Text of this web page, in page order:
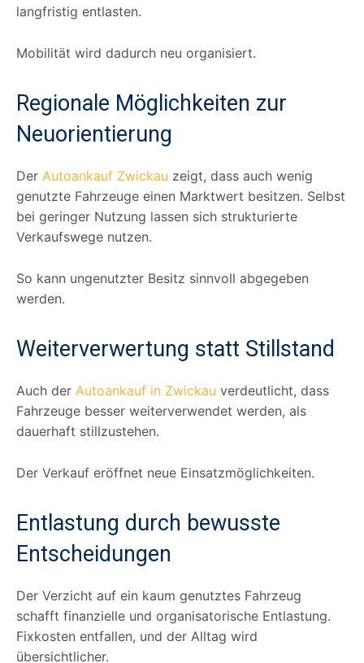
langfristig entlasten.
Mobilität wird dadurch neu organisiert.
Regionale Möglichkeiten zur
Neuorientierung
Der Autoankauf Zwickau zeigt, dass auch wenig
genutzte Fahrzeuge einen Marktwert besitzen. Selbst
bei geringer Nutzung lassen sich strukturierte
Verkaufswege nutzen.
So kann ungenutzter Besitz sinnvoll abgegeben
werden.
Weiterverwertung statt Stillstand
Auch der Autoankauf in Zwickau verdeutlicht, dass
Fahrzeuge besser weiterverwendet werden, als
dauerhaft stillzustehen.
Der Verkauf eröffnet neue Einsatzmöglichkeiten.
Entlastung durch bewusste
Entscheidungen
Der Verzicht auf ein kaum genutztes Fahrzeug
schafft finanzielle und organisatorische Entlastung.
Fixkosten entfallen, und der Alltag wird
übersichtlicher.